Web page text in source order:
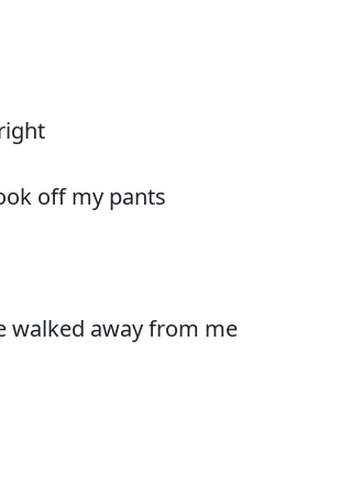
off my pants
walked away from me